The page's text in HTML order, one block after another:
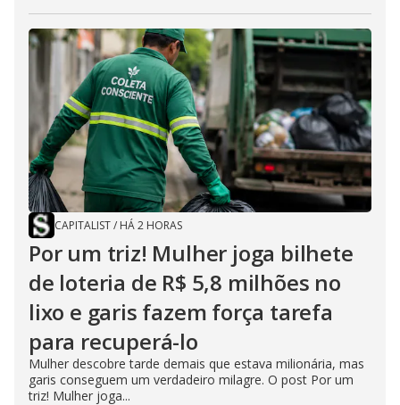
CAPITALIST/ HÁ 2 HORAS
Por um triz! Mulher joga bilhete
de loteria de R$ 5,8 milhões no
lixo e garis fazem força tarefa
para recuperá-lo
Mulher descobre tarde demais que estava milionária, mas
garis conseguem um verdadeiro milagre. O post Por um
triz! Mulher joga...